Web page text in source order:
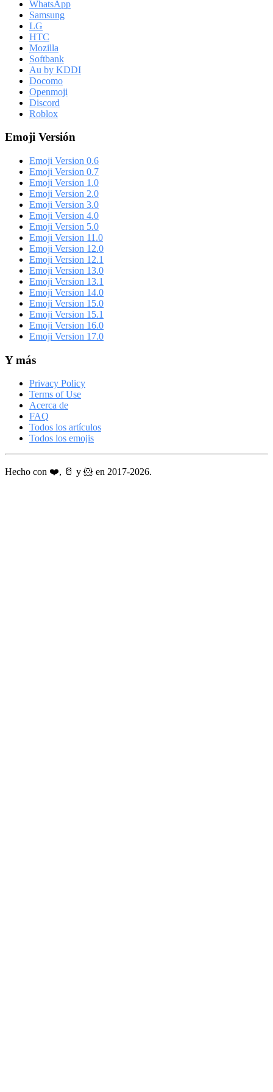
WhatsApp
Samsung
LG
HTC
Mozilla
Softbank
Au by KDDI
Docomo
Openmoji
Discord
Roblox
Emoji Versión
Emoji Version 0.6
Emoji Version 0.7
Emoji Version 1.0
Emoji Version 2.0
Emoji Version 3.0
Emoji Version 4.0
Emoji Version 5.0
Emoji Version 11.0
Emoji Version 12.0
Emoji Version 12.1
Emoji Version 13.0
Emoji Version 13.1
Emoji Version 14.0
Emoji Version 15.0
Emoji Version 15.1
Emoji Version 16.0
Emoji Version 17.0
Y más
Privacy Policy
Terms of Use
Acerca de
FAQ
Todos los artículos
Todos los emojis
Hecho con ❤️, 🥛 y 🐹 en 2017-2026.